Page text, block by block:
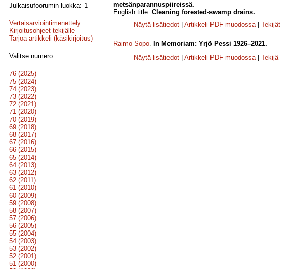
Julkaisufoorumin luokka: 1
Vertaisarviointimenettely
Kirjoitusohjeet tekijälle
Tarjoa artikkeli (käsikirjoitus)
Valitse numero:
76 (2025)
75 (2024)
74 (2023)
73 (2022)
72 (2021)
71 (2020)
70 (2019)
69 (2018)
68 (2017)
67 (2016)
66 (2015)
65 (2014)
64 (2013)
63 (2012)
62 (2011)
61 (2010)
60 (2009)
59 (2008)
58 (2007)
57 (2006)
56 (2005)
55 (2004)
54 (2003)
53 (2002)
52 (2001)
51 (2000)
metsänparannuspiireissä.
English title: Cleaning forested-swamp drains.
Näytä lisätiedot
Artikkeli PDF-muodossa| Tekijät
Raimo Sopo. In Memoriam: Yrjö Pessi 1926–2021.
Näytä lisätiedot
Artikkeli PDF-muodossa| Tekijä